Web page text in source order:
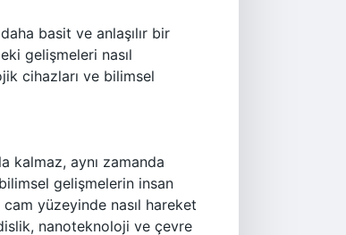
basit ve anlaşılır bir
gelişmeleri nasıl
cihazları ve bilimsel
kalmaz, aynı zamanda
gelişmelerin insan
yüzeyinde nasıl hareket
nanoteknoloji ve çevre